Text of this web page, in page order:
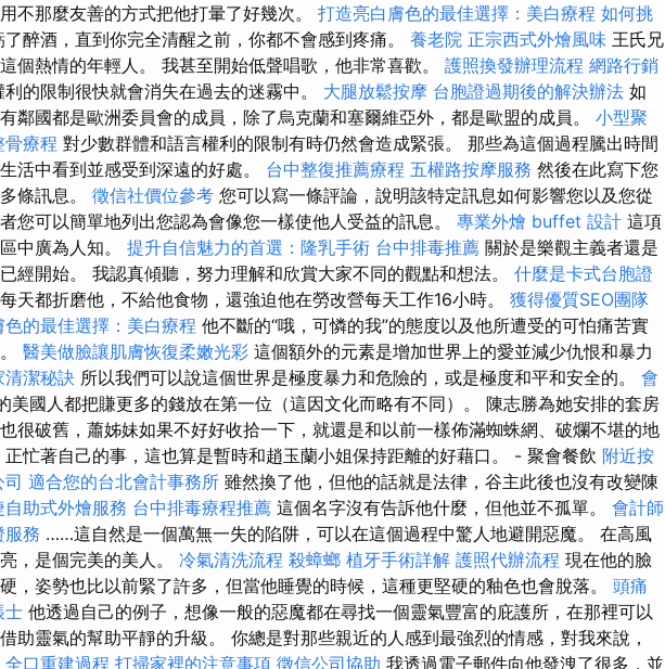
不那麼友善的方式把他打暈了好幾次。 打造亮白膚色的最佳選擇：美白療程 如何挑
了醉酒，直到你完全清醒之前，你都不會感到疼痛。 養老院 正宗西式外燴風味 王氏兄
個熱情的年輕人。 我甚至開始低聲唱歌，他非常喜歡。 護照換發辦理流程 網路行銷
利的限制很快就會消失在過去的迷霧中。 大腿放鬆按摩 台胞證過期後的解決辦法 如
鄰國都是歐洲委員會的成員，除了烏克蘭和塞爾維亞外，都是歐盟的成員。 小型聚
骨療程 對少數群體和語言權利的限制有時仍然會造成緊張。 那些為這個過程騰出時間
活中看到並感受到深遠的好處。 台中整復推薦療程 五權路按摩服務 然後在此寫下您
條訊息。 徵信社價位參考 您可以寫一條評論，說明該特定訊息如何影響您以及您從
您可以簡單地列出您認為會像您一樣使他人受益的訊息。 專業外燴 buffet 設計 這項
中廣為人知。 提升自信魅力的首選：隆乳手術 台中排毒推薦 關於是樂觀主義者還是
經開始。 我認真傾聽，努力理解和欣賞大家不同的觀點和想法。 什麼是卡式台胞證
天都折磨他，不給他食物，還強迫他在勞改營每天工作16小時。 獲得優質SEO團隊
的最佳選擇：美白療程 他不斷的“哦，可憐的我”的態度以及他所遭受的可怕痛苦實
醫美做臉讓肌膚恢復柔嫩光彩 這個額外的元素是增加世界上的愛並減少仇恨和暴力
清潔秘訣 所以我們可以說這個世界是極度暴力和危險的，或是極度和平和安全的。 會
美國人都把賺更多的錢放在第一位（這因文化而略有不同）。 陳志勝為她安排的套房
很破舊，蕭姊妹如果不好好收拾一下，就還是和以前一樣佈滿蜘蛛網、破爛不堪的地
忙著自己的事，這也算是暫時和趙玉蘭小姐保持距離的好藉口。 - 聚會餐飲 附近按
適合您的台北會計事務所 雖然換了他，但他的話就是法律，谷主此後也沒有改變陳
自助式外燴服務 台中排毒療程推薦 這個名字沒有告訴他什麼，但他並不孤單。 會計師
服務 ……這自然是一個萬無一失的陷阱，可以在這個過程中驚人地避開惡魔。 在高風
，是個完美的美人。 冷氣清洗流程 殺蟑螂 植牙手術詳解 護照代辦流程 現在他的臉
，姿勢也比以前緊了許多，但當他睡覺的時候，這種更堅硬的釉色也會脫落。 頭痛
士 他透過自己的例子，想像一般的惡魔都在尋找一個靈氣豐富的庇護所，在那裡可以
助靈氣的幫助平靜的升級。 你總是對那些親近的人感到最強烈的情感，對我來說，
全口重建過程 打掃家裡的注意事項 徵信公司協助 我透過電子郵件向他發洩了很多，並